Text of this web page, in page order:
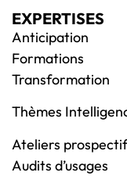
EXPERTISES
Anticipation
Formations
Transformation
Thèmes
Ateliers
Audits d’usages